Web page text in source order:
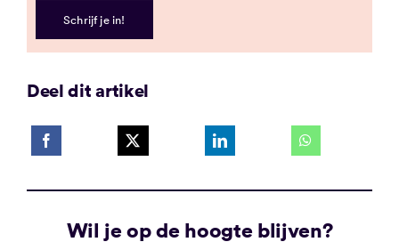
Schrijf je in!
Deel dit artikel
Wil je op de hoogte blijven?